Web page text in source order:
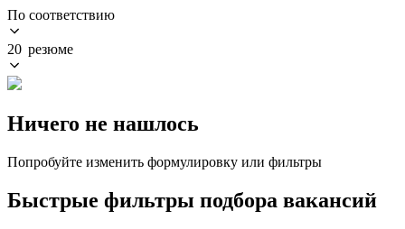
По соответствию
20 резюме
Ничего не нашлось
Попробуйте изменить формулировку или фильтры
Быстрые фильтры подбора вакансий